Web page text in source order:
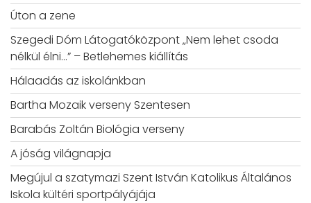
Úton a zene
Szegedi Dóm Látogatóközpont „Nem lehet csoda
nélkül élni…” – Betlehemes kiállítás
Hálaadás az iskolánkban
Bartha Mozaik verseny Szentesen
Barabás Zoltán Biológia verseny
A jóság világnapja
Megújul a szatymazi Szent István Katolikus Általános
Iskola kültéri sportpályájája